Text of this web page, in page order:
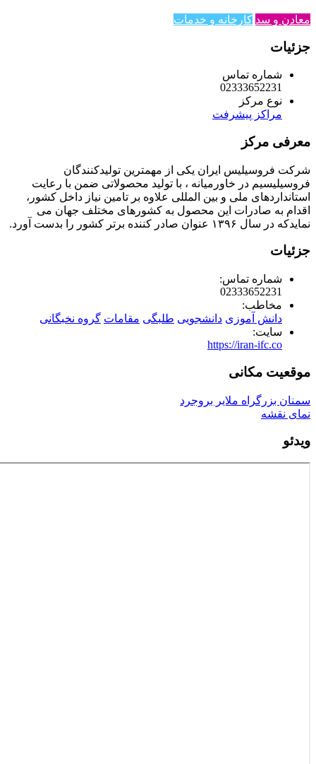
معادن و سد کارخانه و خدمات
جزئیات
شماره تماس
02333652231
نوع مرکز
مراکز پیشرفت
معرفی مرکز
شرکت فروسیلیس ایران یکی از مهمترین تولیدکنندگان
فروسیلیسیم در خاورمیانه ، با تولید محصولاتی ضمن با رعایت
استانداردهای ملی و بین المللی علاوه بر تامین نیاز داخل کشور،
اقدام به صادرات این محصول به کشورهای مختلف جهان می
نمایدکه در سال ۱۳۹۶ عنوان صادر کننده برتر کشور را بدست آورد.
جزئیات
شماره تماس:
02333652231
مخاطب:
دانش آموزی دانشجویی طلبگی مقامات گروه نخبگانی
سایت:
https://iran-ifc.co
موقعیت مکانی
سمنان بزرگراه ملایر بروجرد
نمای نقشه
ویدئو